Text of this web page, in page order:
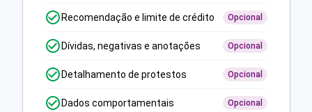
Recomendação e limite de crédito Opcional
Dívidas, negativas e anotações Opcional
Detalhamento de protestos Opcional
Dados comportamentais Opcional